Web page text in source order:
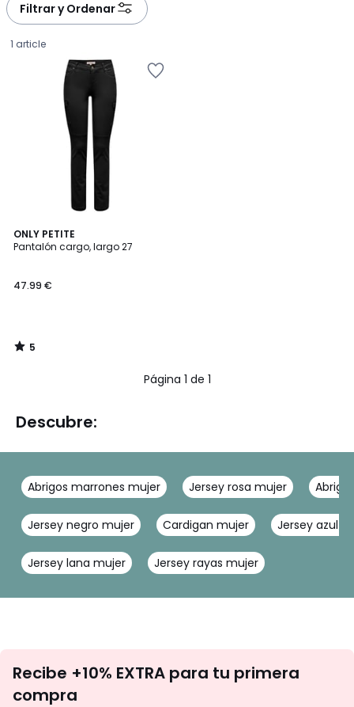
Filtrar y Ordenar
1 article
ONLY PETITE
Pantalón cargo, largo 27
€.
47.99 €
5
/
5
/
Página 1 de 1
Descubre:
Abrigos marrones mujer Jersey rosa mujer
Jersey negro mujer Cardigan mujer Jersey azul
Jersey lana mujer Jersey rayas mujer
te
Recibe +10% EXTRA para tu primera
compra